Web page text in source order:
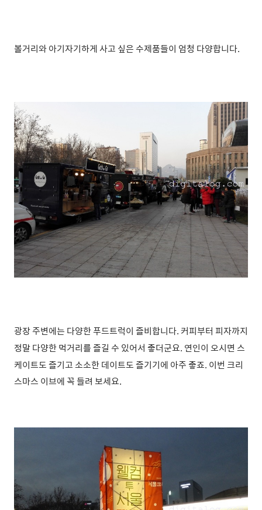
볼거리와 아기자기하게 사고 싶은 수제품들이 엄청 다양합니다.
광장 주변에는 다양한 푸드트럭이 즐비합니다. 커피부터 피자까지
정말 다양한 먹거리를 즐길 수 있어서 좋더군요. 연인이 오시면 스
케이트도 즐기고 소소한 데이트도 즐기기에 아주 좋죠. 이번 크리
스마스 이브에 꼭 들려 보세요.